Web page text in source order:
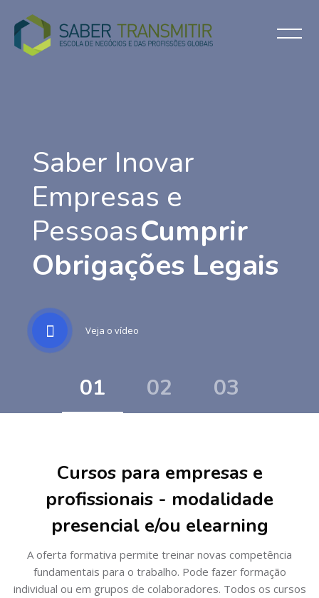
Saber Inovar
Empresas e
PessoasCumprir
Obrigações Legais
Veja o vídeo
Cursos para empresas e
profissionais - modalidade
presencial e/ou elearning
A oferta formativa permite treinar novas competência
fundamentais para o trabalho. Pode fazer formação
individual ou em grupos de colaboradores. Todos os cursos